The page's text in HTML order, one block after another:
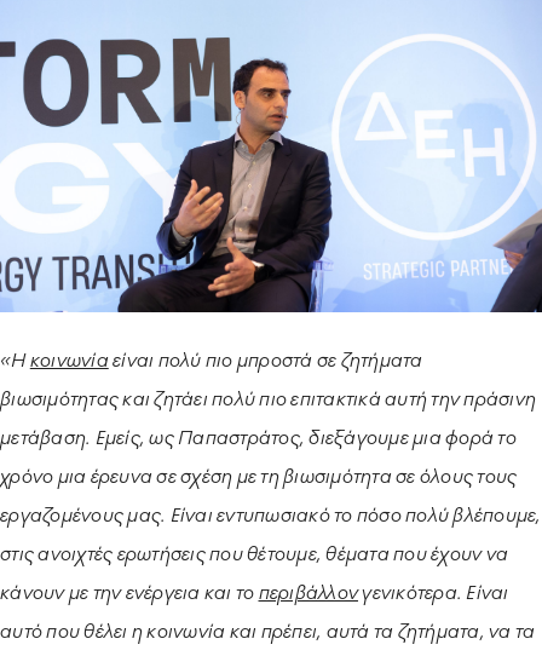
ΥΠΟΔΕΙΓΜΑΤΙΚΗ ΛΕΙΤΟΥΡΓΙΑ
ΕΡΓΑZOMΕΝΟΙ & ΣΥΝΕΡΓΑΤΕΣ
ΠΕΡΙΒΑΛΛΟΝ
ΚΟΙΝΩΝΙA
«Ηκοινωνίαείναι πολύ πιο μπροστά σε ζητήματα
βιωσιμότητας και ζητάει πολύ πιο επιτακτικά αυτή την πράσινη
μετάβαση. Εμείς, ως Παπαστράτος, διεξάγουμε μια φορά το
χρόνο μια έρευνα σε σχέση με τη βιωσιμότητα σε όλους τους
εργαζομένους μας. Είναι εντυπωσιακό το πόσο πολύ βλέπουμε,
στις ανοιχτές ερωτήσεις που θέτουμε, θέματα που έχουν να
κάνουν με την ενέργεια και το περιβάλλονγενικότερα. Είναι
αυτό που θέλει η κοινωνία και πρέπει, αυτά τα ζητήματα, να τα